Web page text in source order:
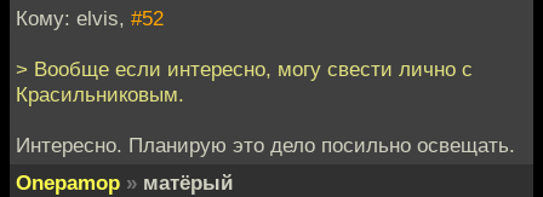
Кому: elvis, #52
> Вообще если интересно, могу свести лично с
Красильниковым.
Интересно. Планирую это дело посильно освещать.
Onepamop » матёрый